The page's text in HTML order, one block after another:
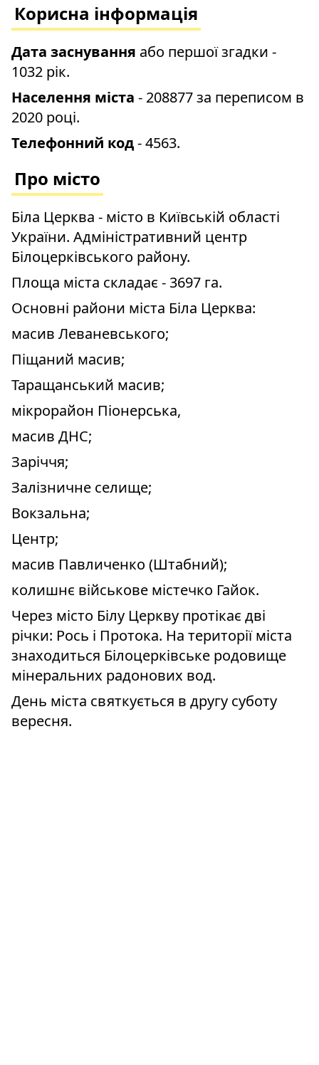
Корисна інформація
Дата заснування або першої згадки -
1032 рік.
Населення міста - 208877 за переписом в
2020 році.
Телефонний код- 4563.
Про місто
Біла Церква - місто в Київській області
України. Адміністративний центр
Білоцерківського району.
Площа міста складає - 3697 га.
Основні райони міста Біла Церква:
масив Леваневського;
Піщаний масив;
Таращанський масив;
мікрорайон Піонерська,
масив ДНС;
Заріччя;
Залізничне селище;
Вокзальна;
Центр;
масив Павличенко (Штабний);
колишнє військове містечко Гайок.
Через місто Білу Церкву протікає дві
річки: Рось і Протока. На території міста
знаходиться Білоцерківське родовище
мінеральних радонових вод.
День міста святкується в другу суботу
вересня.